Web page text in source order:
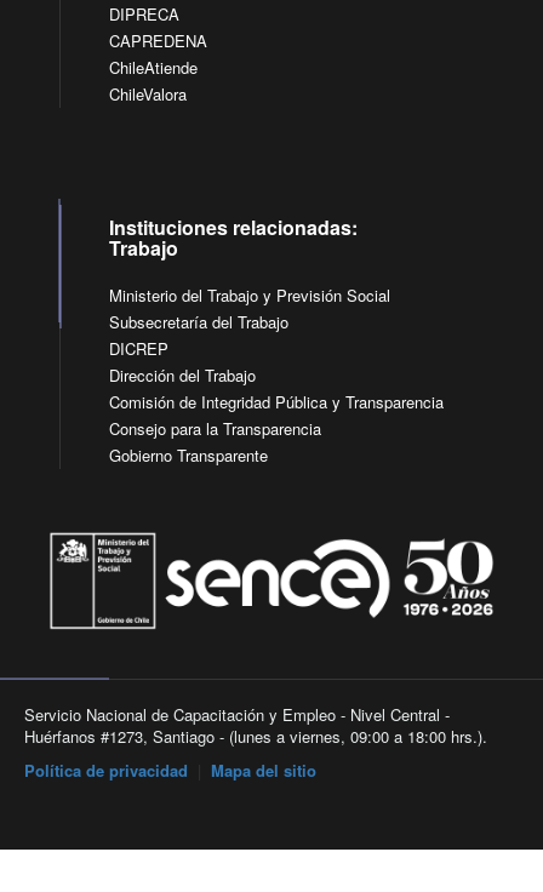
DIPRECA
CAPREDENA
ChileAtiende
ChileValora
Instituciones relacionadas:
Trabajo
Ministerio del Trabajo y Previsión Social
Subsecretaría del Trabajo
DICREP
Dirección del Trabajo
Comisión de Integridad Pública y Transparencia
Consejo para la Transparencia
Gobierno Transparente
Servicio Nacional de Capacitación y Empleo - Nivel Central -
Huérfanos #1273, Santiago - (lunes a viernes, 09:00 a 18:00 hrs.).
Política de privacidad
Mapa del sitio